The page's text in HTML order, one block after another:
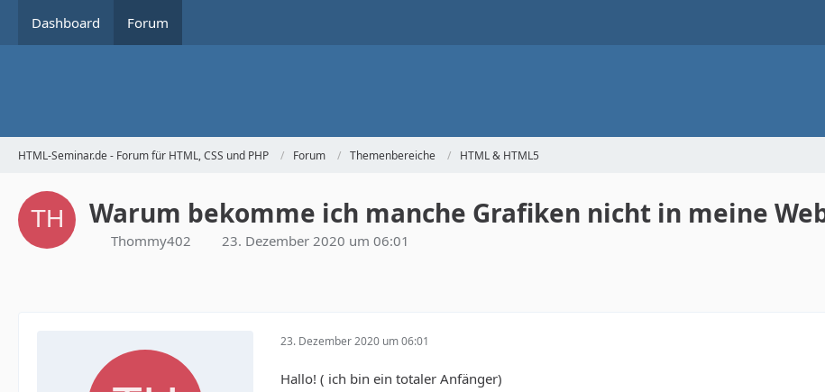
Dashboard Forum
HTML-Seminar.de - Forum für HTML, CSS und PHP Forum Themenbereiche HTML & HTML5
Warum bekomme ich manche Grafiken nicht in meine
Thommy402 23. Dezember 2020 um 06:01
23. Dezember 2020 um 06:01
Hallo! ( ich bin ein totaler Anfänger)